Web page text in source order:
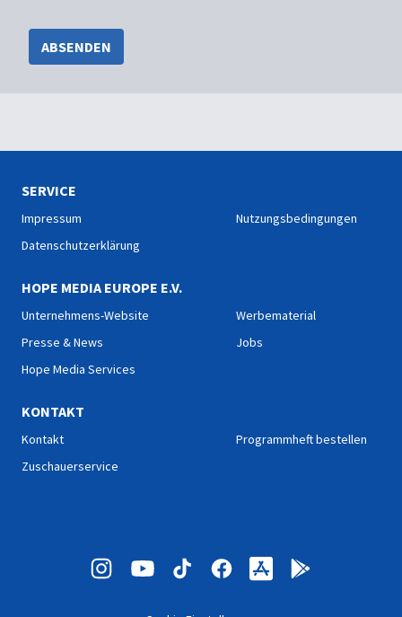
ABSENDEN
SERVICE
Impressum
Datenschutzerklärung
Nutzungsbedingungen
HOPE MEDIA EUROPE E.V.
Unternehmens-Website
Presse & News
Hope Media Services
Werbematerial
Jobs
KONTAKT
Kontakt
Zuschauerservice
Programmheft bestellen